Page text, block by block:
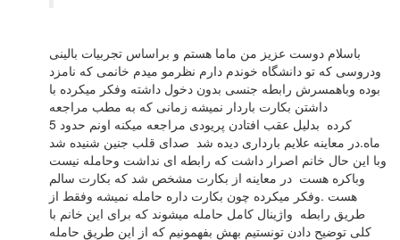
باسلام دوست عزیز من ماما هستم و براساس تجربیات بالینی
ودروسی که تو دانشگاه خوندم دارم نظرمو میدم خانمی که نامزد
بوده وباهمسرش رابطه جنسی بدون دخول داشته وفکر میکرده با
داشتن بکارت باردار نمیشه زمانی که به مطب مراجعه
کرده بدلیل عقب افتادن پریودی مراجعه میکنه اونم حدود 5
ماه.در معاینه علایم بارداری دیده شد صدای قلب جنین شنیده شد
وبا این حال خانم اصرار داشت که رابطه ای نداشت وحامله نیست
وباکره هست در معاینه از بکارت مشخص شد که بکارت سالم
هست .وفکر میکرده چون بکارت داره حامله نمیشه وفقط از
طریق رابطه واژینال کامل حامله میشوند که برای این خانم با
کلی توضیح دادن تونستیم بهش بفهمونیم که از این طریق حامله